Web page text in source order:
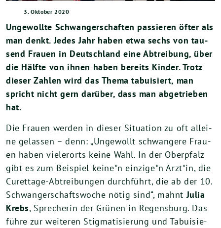
3. Oktober 2020
Unge­woll­te Schwan­ger­schaf­ten pas­sie­ren öfter als
man denkt. Jedes Jahr haben etwa sechs von tau­
send Frau­en in Deutsch­land eine Abtrei­bung, über
die Hälf­te von ihnen haben bereits Kin­der. Trotz
die­ser Zah­len wird das The­ma tabui­siert, man
spricht nicht gern dar­über, dass man abge­trie­ben
hat.
Die Frau­en wer­den in die­ser Situa­ti­on zu oft allei­
ne gelas­sen – denn: „Unge­wollt schwan­ge­re Frau­
en haben vie­ler­orts kei­ne Wahl. In der Ober­pfalz
gibt es zum Bei­spiel keine*n einzige*n Ärzt*in, die
Curet­ta­ge-Abtrei­bun­gen durch­führt, die ab der 10.
Schwan­ger­schafts­wo­che nötig sind“, mahntJulia
Krebs, Spre­che­rin der Grü­nen in Regens­burg. Das
füh­re zur wei­te­ren Stig­ma­ti­sie­rung und Tabui­sie­